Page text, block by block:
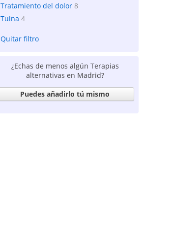
Tratamiento del dolor 8
Tuina 4
Quitar filtro
¿Echas de menos algún Terapias
alternativas en Madrid?
Puedes añadirlo tú mismo